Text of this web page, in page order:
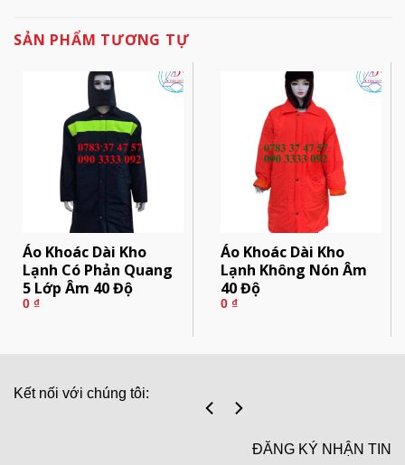
SẢN PHẨM TƯƠNG TỰ
Áo Khoác Dài Kho
Lạnh Có Phản Quang
5 Lớp Âm 40 Độ
0 ₫
Áo Khoác Dài Kho
Lạnh Không Nón Âm
40 Độ
0 ₫
Kết nối với chúng tôi:
ĐĂNG KÝ NHẬN TIN